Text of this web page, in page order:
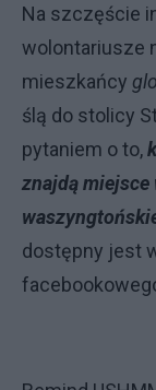
Na szczęście
wolontariusze
mieszkańcy
ślą do stolicy
pytaniem o to,
znajdą miejsce
dostępny jest